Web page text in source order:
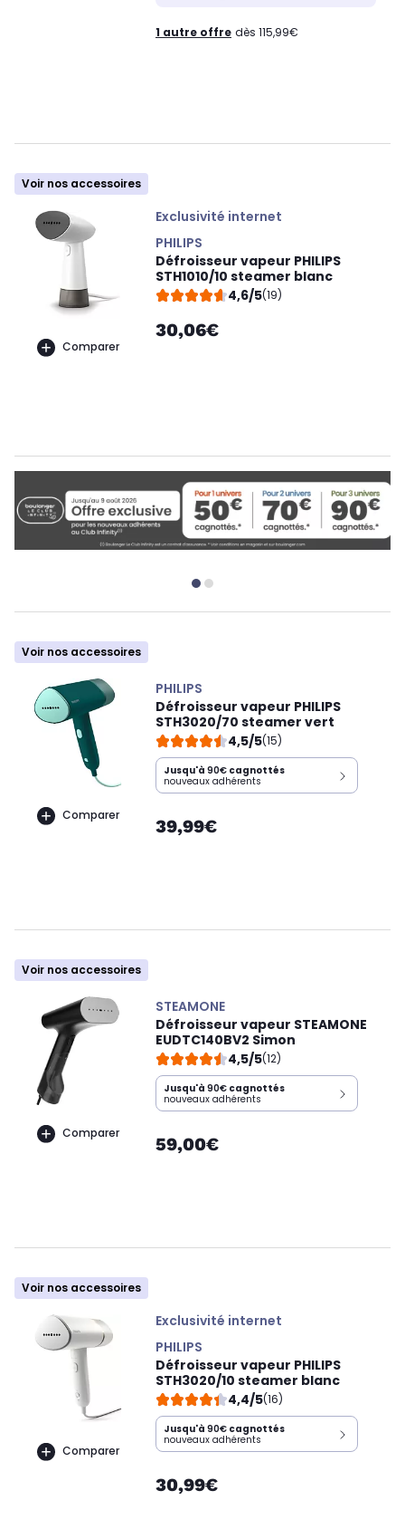
1 autre offre dès 115,99€
Voir nos accessoires
Comparer
Exclusivité internet
PHILIPS
Défroisseur vapeur PHILIPS
STH1010/10 steamer blanc
4,6/5(19)
30,06€
Voir nos accessoires
Comparer
PHILIPS
Défroisseur vapeur PHILIPS
STH3020/70 steamer vert
4,5/5(15)
Jusqu'à 90€ cagnottés
nouveaux adhérents
39,99€
Voir nos accessoires
Comparer
STEAMONE
Défroisseur vapeur STEAMONE
EUDTC140BV2 Simon
4,5/5(12)
Jusqu'à 90€ cagnottés
nouveaux adhérents
59,00€
Voir nos accessoires
Comparer
Exclusivité internet
PHILIPS
Défroisseur vapeur PHILIPS
STH3020/10 steamer blanc
4,4/5(16)
Jusqu'à 90€ cagnottés
nouveaux adhérents
30,99€